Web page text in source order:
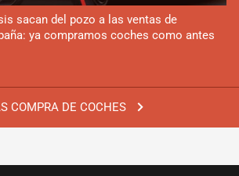
COMPRA DE COCHES
sacan del pozo a las ventas de
ya compramos coches como antes